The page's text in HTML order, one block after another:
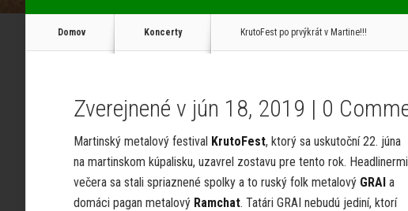
Domov Koncerty KrutoFest po prvýkrát v Martine!!!
Zverejnené v jún 18, 2019 | 0
Martinský metalový festival KrutoFest, ktorý sa uskutoční 22. júna
na martinskom kúpalisku, uzavrel zostavu pre tento rok. Headlinermi
večera sa stali spriaznené spolky a to ruský folk metalový GRAI a
domáci pagan metalový Ramchat. Tatári GRAI nebudú jediní, ktorí